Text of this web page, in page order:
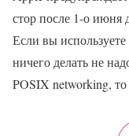
стор после 1-о июня
Если вы
ничего делать не
POSIX networking,